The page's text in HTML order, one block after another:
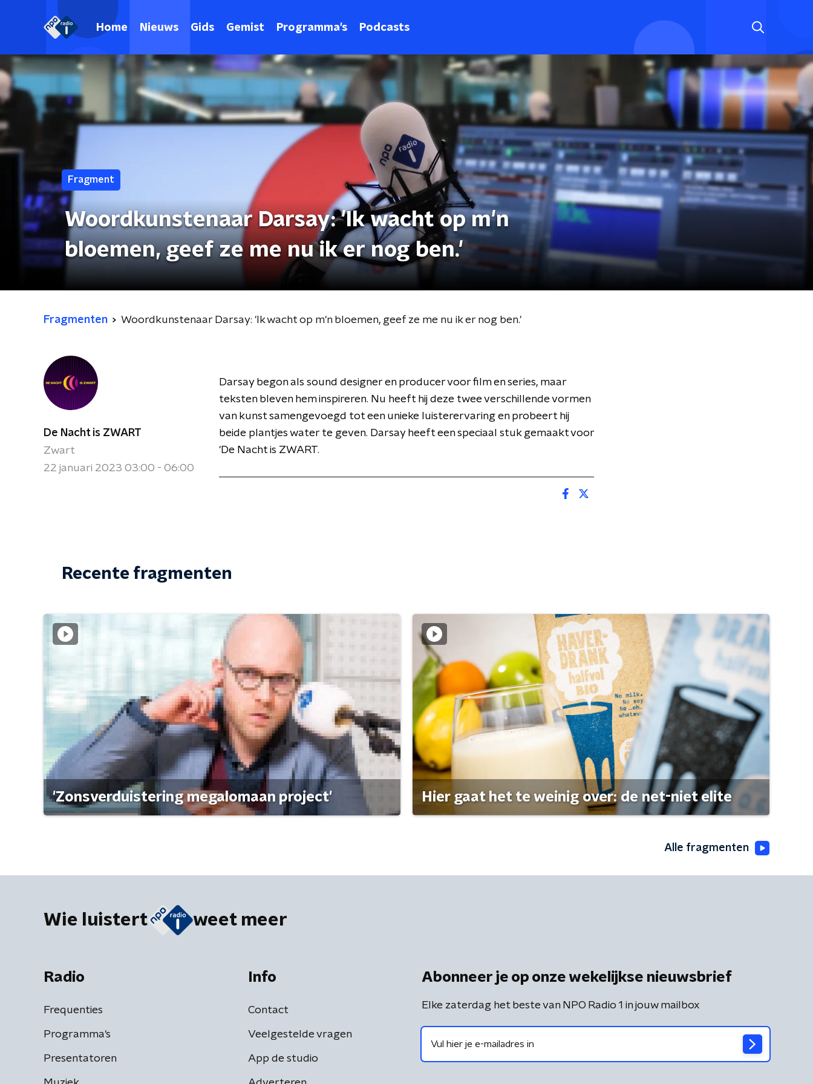
Home Nieuws Gids Gemist Programma's Podcasts
Fragment
Woordkunstenaar Darsay: 'Ik wacht op m'n
bloemen, geef ze me nu ik er nog ben.'
Fragmenten Woordkunstenaar Darsay: 'Ik wacht op m'n bloemen, geef ze me nu ik er nog ben.'
De Nacht is ZWART
Zwart
22 januari 2023 03:00 - 06:00
Darsay begon als sound designer en producer voor film en series, maar
teksten bleven hem inspireren. Nu heeft hij deze twee verschillende vormen
van kunst samengevoegd tot een unieke luisterervaring en probeert hij
beide plantjes water te geven. Darsay heeft een speciaal stuk gemaakt voor
'De Nacht is ZWART.
Recente fragmenten
'Zonsverduistering megalomaan project' Hier gaat het te weinig over: de net-niet elite
Alle fragmenten
Wie luistert weet meer
Radio
Frequenties
Programma's
Presentatoren
Info
Contact
Veelgestelde vragen
App de studio
Abonneer je op onze wekelijkse nieuwsbrief
Elke zaterdag het beste van NPO Radio 1 in jouw mailbox